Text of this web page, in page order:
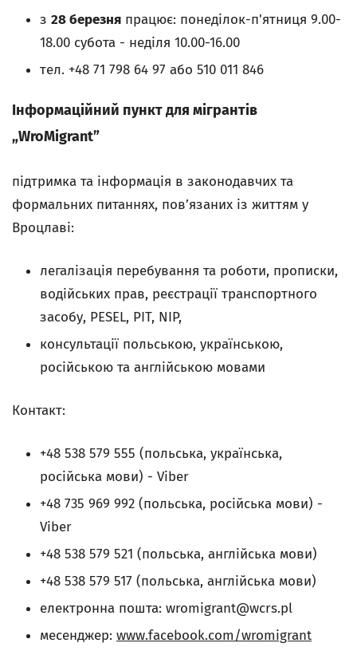
з 28 березня працює: понеділок-п'ятниця 9.00-
18.00 субота - неділя 10.00-16.00
тел. +48 71 798 64 97 або 510 011 846
Інформаційний пункт для мігрантів
„WroMigrant”
підтримка та інформація в законодавчих та
формальних питаннях, пов’язаних із життям у
Вроцлаві:
легалізація перебування та роботи, прописки,
водійських прав, реєстрації транспортного
засобу, PESEL, PIT, NIP,
консультації польською, українською,
російською та англійською мовами
Контакт:
+48 538 579 555 (польська, українська,
російська мови) - Viber
+48 735 969 992 (польська, російська мови) -
Viber
+48 538 579 521 (польська, англійська мови)
+48 538 579 517 (польська, англійська мови)
електронна пошта: wromigrant@wcrs.pl
месенджер: www.facebook.com/wromigrant